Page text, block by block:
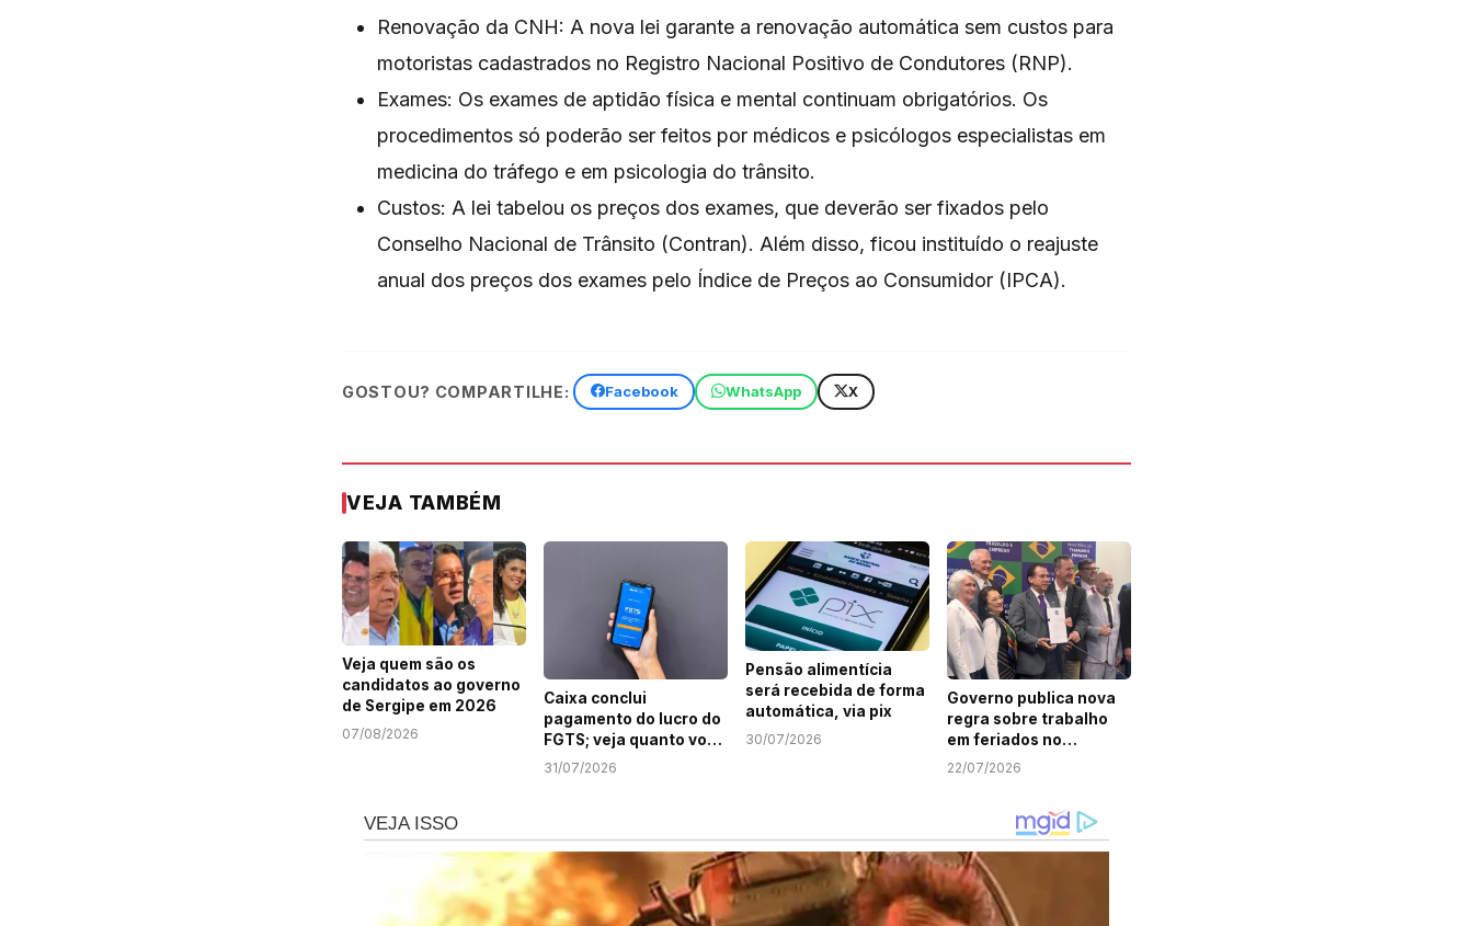
Renovação da CNH: A nova lei garante a renovação automática sem custos para
motoristas cadastrados no Registro Nacional Positivo de Condutores (RNP).
Exames: Os exames de aptidão física e mental continuam obrigatórios. Os
procedimentos só poderão ser feitos por médicos e psicólogos especialistas em
medicina do tráfego e em psicologia do trânsito.
Custos: A lei tabelou os preços dos exames, que deverão ser fixados pelo
Conselho Nacional de Trânsito (Contran). Além disso, ficou instituído o reajuste
anual dos preços dos exames pelo Índice de Preços ao Consumidor (IPCA).
GOSTOU? COMPARTILHE: Facebook WhatsApp X
VEJA TAMBÉM
Veja quem são os
candidatos ao governo
de Sergipe em 2026
07/08/2026
Caixa conclui
pagamento do lucro do
FGTS; veja quanto você
recebeu
31/07/2026
Pensão alimentícia
será recebida de forma
automática, via pix
30/07/2026
Governo publica nova
regra sobre trabalho
em feriados no
comércio; veja o que
22/07/2026